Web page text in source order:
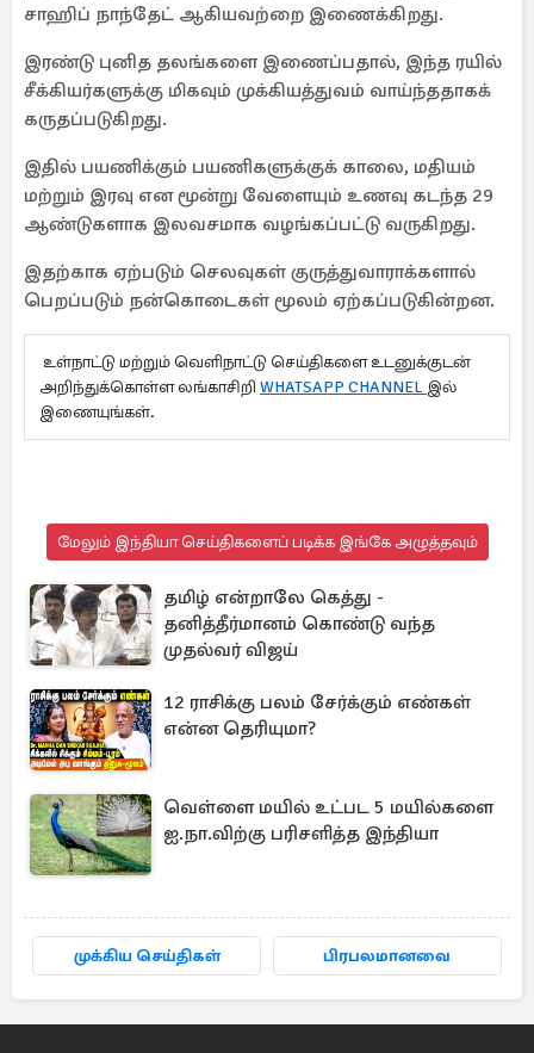
சாஹிப் நாந்தேட் ஆகியவற்றை இணைக்கிறது.
இரண்டு புனித தலங்களை இணைப்பதால், இந்த ரயில்
சீக்கியர்களுக்கு மிகவும் முக்கியத்துவம் வாய்ந்ததாகக்
கருதப்படுகிறது.
இதில் பயணிக்கும் பயணிகளுக்குக் காலை, மதியம்
மற்றும் இரவு என மூன்று வேளையும் உணவு கடந்த 29
ஆண்டுகளாக இலவசமாக வழங்கப்பட்டு வருகிறது.
இதற்காக ஏற்படும் செலவுகள் குருத்துவாராக்களால்
பெறப்படும் நன்கொடைகள் மூலம் ஏற்கப்படுகின்றன.
உள்நாட்டு மற்றும் வெளிநாட்டு செய்திகளை உடனுக்குடன்
அறிந்துக்கொள்ள லங்காசிறி WHATSAPP CHANNEL இல்
இணையுங்கள்.
மேலும் இந்தியா செய்திகளைப் படிக்க இங்கே அழுத்தவும்
தமிழ் என்றாலே கெத்து -
தனித்தீர்மானம் கொண்டு வந்த
முதல்வர் விஜய்
12 ராசிக்கு பலம் சேர்க்கும் எண்கள்
என்ன தெரியுமா?
வெள்ளை மயில் உட்பட 5 மயில்களை
ஐ.நா.விற்கு பரிசளித்த இந்தியா
முக்கிய செய்திகள் பிரபலமானவை